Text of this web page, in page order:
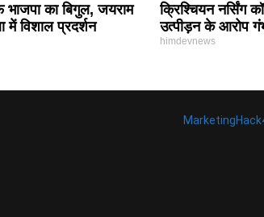
भाजपा का बिगुल, जयराम
में विशाल प्रदर्शन
क्रिश्चियन नर्सिंग
उत्पीड़न के आरोप
himdevnews